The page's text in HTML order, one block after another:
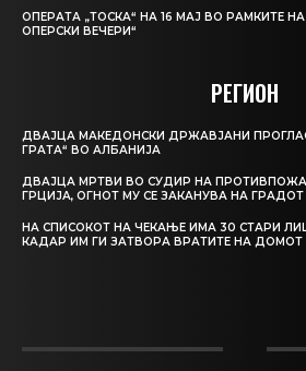
ОПЕРАТА „ТОСКА“ НА 16 МАЈ ВО РАМКИТЕ
ОПЕРСКИ ВЕЧЕРИ“
РЕГИОН
ДВАЈЦА МАКЕДОНСКИ ДРЖАВЈАНИ
ГРАТА“ ВО АЛБАНИЈА
ДВАЈЦА МРТВИ ВО СУДИР НА
ГРЦИЈА, ОГНОТ МУ СЕ ЗАКАНУВА НА ГРАДОТ
НА СПИСОКОТ НА ЧЕКАЊЕ ИМА 30 СТАРИ
КАДАР ИМ ГИ ЗАТВОРА ВРАТИТЕ НА